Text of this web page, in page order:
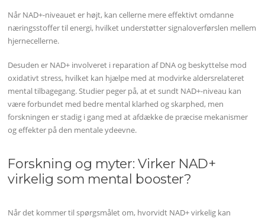
Når NAD+-niveauet er højt, kan cellerne mere effektivt omdanne
næringsstoffer til energi, hvilket understøtter signaloverførslen mellem
hjernecellerne.
Desuden er NAD+ involveret i reparation af DNA og beskyttelse mod
oxidativt stress, hvilket kan hjælpe med at modvirke aldersrelateret
mental tilbagegang. Studier peger på, at et sundt NAD+-niveau kan
være forbundet med bedre mental klarhed og skarphed, men
forskningen er stadig i gang med at afdække de præcise mekanismer
og effekter på den mentale ydeevne.
Forskning og myter: Virker NAD+
virkelig som mental booster?
Når det kommer til spørgsmålet om, hvorvidt NAD+ virkelig kan